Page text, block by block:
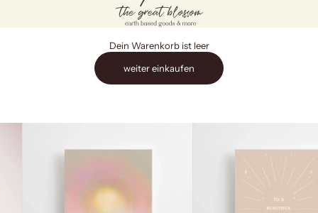
Dein Warenkorb ist leer
weiter einkaufen